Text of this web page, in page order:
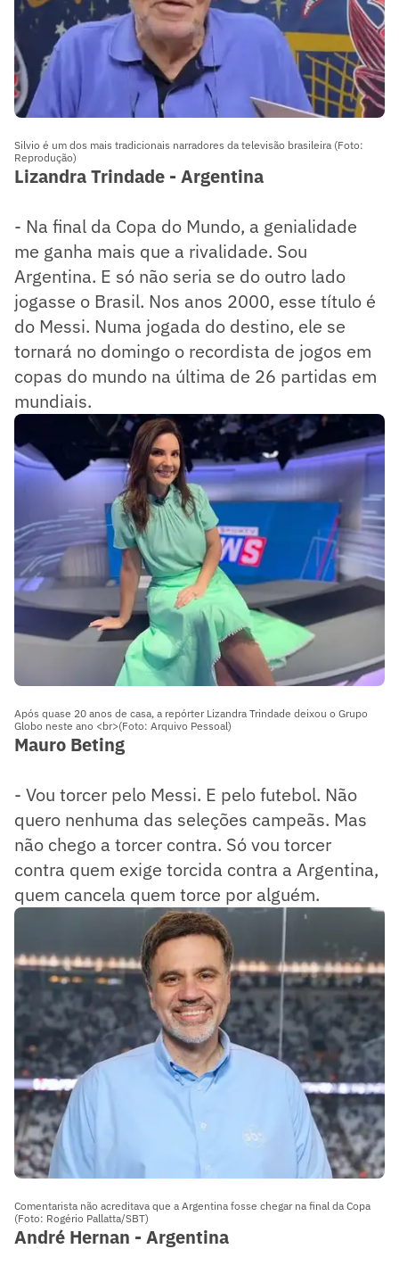
Silvio é um dos mais tradicionais narradores da televisão brasileira (Foto:
Reprodução)
Lizandra Trindade - Argentina
- Na final da Copa do Mundo, a genialidade
me ganha mais que a rivalidade. Sou
Argentina. E só não seria se do outro lado
jogasse o Brasil. Nos anos 2000, esse título é
do Messi. Numa jogada do destino, ele se
tornará no domingo o recordista de jogos em
copas do mundo na última de 26 partidas em
mundiais.
Após quase 20 anos de casa, a repórter Lizandra Trindade deixou o Grupo
Globo neste ano <br>(Foto: Arquivo Pessoal)
Mauro Beting
- Vou torcer pelo Messi. E pelo futebol. Não
quero nenhuma das seleções campeãs. Mas
não chego a torcer contra. Só vou torcer
contra quem exige torcida contra a Argentina,
quem cancela quem torce por alguém.
Comentarista não acreditava que a Argentina fosse chegar na final da Copa
(Foto: Rogério Pallatta/SBT)
André Hernan - Argentina